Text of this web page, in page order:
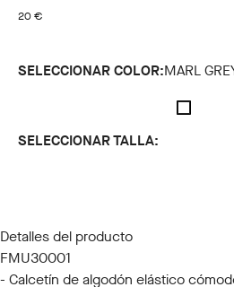
20 €
precio actual 20 €
SELECCIONAR COLOR:MARL
SELECCIONAR TALLA:
Detalles del producto
FMU30001
- Calcetín de algodón elástico